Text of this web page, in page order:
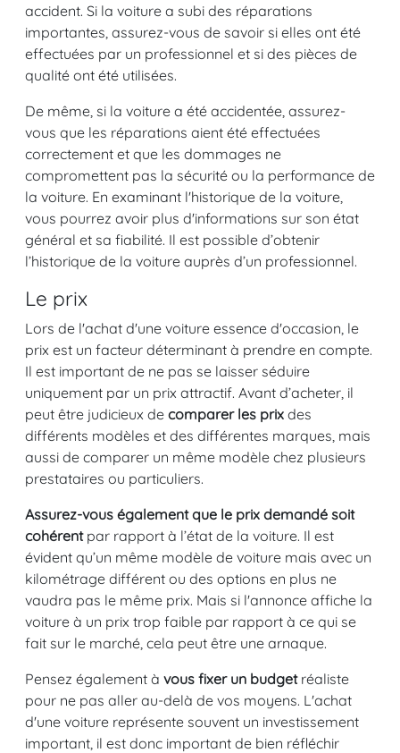
accident. Si la voiture a subi des réparations
importantes, assurez-vous de savoir si elles ont été
effectuées par un professionnel et si des pièces de
qualité ont été utilisées.
De même, si la voiture a été accidentée, assurez-
vous que les réparations aient été effectuées
correctement et que les dommages ne
compromettent pas la sécurité ou la performance de
la voiture. En examinant l'historique de la voiture,
vous pourrez avoir plus d'informations sur son état
général et sa fiabilité. Il est possible d’obtenir
l’historique de la voiture auprès d’un professionnel.
Le prix
Lors de l'achat d'une voiture essence d'occasion, le
prix est un facteur déterminant à prendre en compte.
Il est important de ne pas se laisser séduire
uniquement par un prix attractif. Avant d’acheter, il
peut être judicieux de comparer les prix des
différents modèles et des différentes marques, mais
aussi de comparer un même modèle chez plusieurs
prestataires ou particuliers.
Assurez-vous également que le prix demandé soit
cohérentpar rapport à l’état de la voiture. Il est
évident qu’un même modèle de voiture mais avec un
kilométrage différent ou des options en plus ne
vaudra pas le même prix. Mais si l'annonce affiche la
voiture à un prix trop faible par rapport à ce qui se
fait sur le marché, cela peut être une arnaque.
Pensez également à vous fixer un budgetréaliste
pour ne pas aller au-delà de vos moyens. L'achat
d'une voiture représente souvent un investissement
important, il est donc important de bien réfléchir